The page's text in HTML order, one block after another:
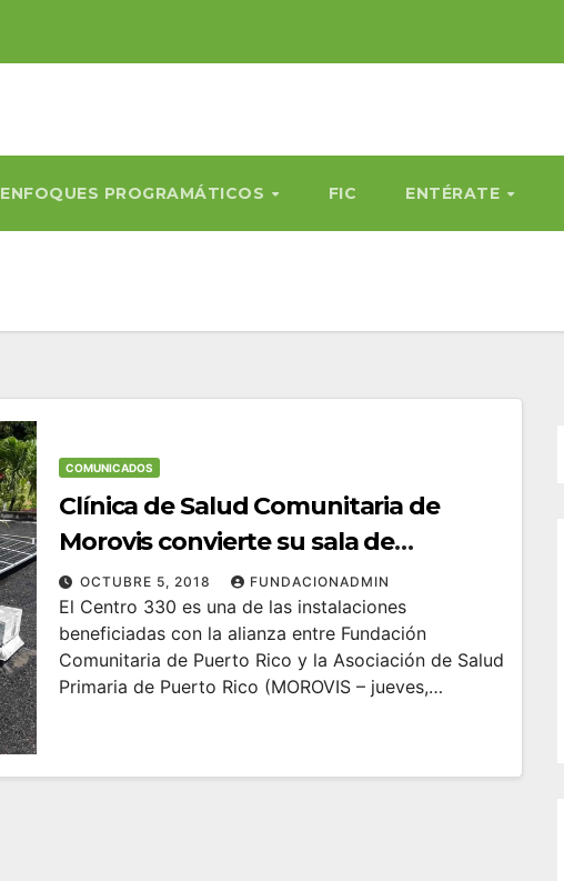
ENFOQUES PROGRAMÁTICOS FIC ENTÉRATE
COMUNICADOS
Clínica de Salud Comunitaria de
Morovis convierte su sala de
emergencia en una
energéticamente resiliente
OCTUBRE 5, 2018 FUNDACIONADMIN
El Centro 330 es una de las instalaciones
beneficiadas con la alianza entre Fundación
Comunitaria de Puerto Rico y la Asociación de Salud
Primaria de Puerto Rico (MOROVIS – jueves,…